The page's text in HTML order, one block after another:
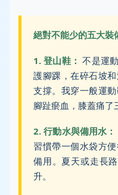
絕對不能少的五大裝
1. 登山鞋： 不是運
護腳踝，在碎石坡
支撐。我穿一般運
腳趾瘀血，膝蓋痛了
2. 行動水與備用水：
習慣帶一個水袋方
備用。夏天或走長
升。